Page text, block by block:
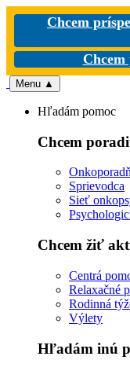
Chcem
Menu ▲
Hľadám pomoc
Chcem
Sprievodca
Sieť
Chcem žiť
Centrá
Relaxačné
Rodinná
Výlety
Hľadám inú